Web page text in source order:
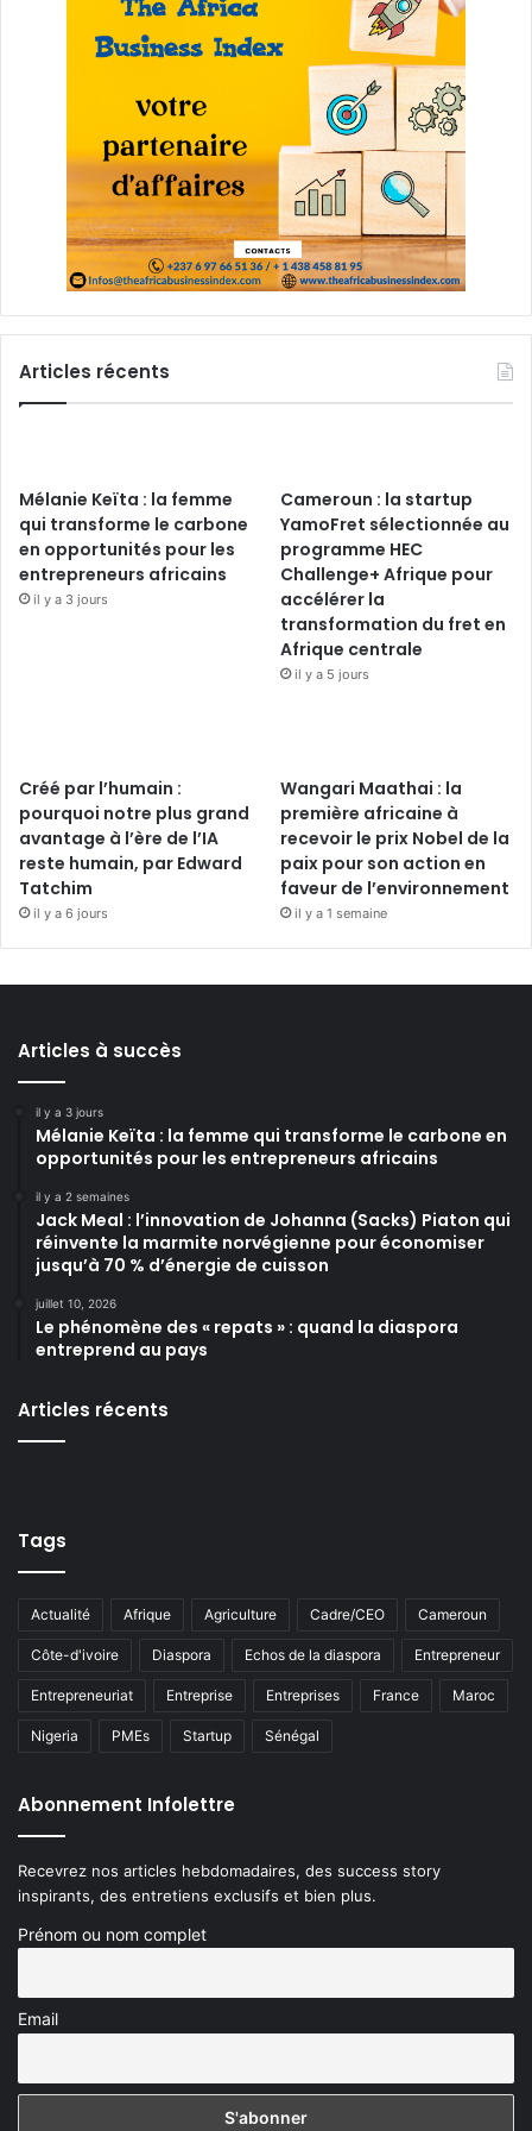
Articles récents
Mélanie Keïta : la femme
qui transforme le carbone
en opportunités pour les
entrepreneurs africains
il y a 3 jours
Cameroun : la startup
YamoFret sélectionnée au
programme HEC
Challenge+ Afrique pour
accélérer la
transformation du fret en
Afrique centrale
il y a 5 jours
Créé par l’humain :
pourquoi notre plus grand
avantage à l’ère de l’IA
reste humain, par Edward
Tatchim
il y a 6 jours
Wangari Maathai : la
première africaine à
recevoir le prix Nobel de la
paix pour son action en
faveur de l’environnement
il y a 1 semaine
Articles à succès
il y a 3 jours
Mélanie Keïta : la femme qui transforme le carbone en
opportunités pour les entrepreneurs africains
il y a 2 semaines
Jack Meal : l’innovation de Johanna (Sacks) Piaton qui
réinvente la marmite norvégienne pour économiser
jusqu’à 70 % d’énergie de cuisson
juillet 10, 2026
Le phénomène des « repats » : quand la diaspora
entreprend au pays
Articles récents
Tags
Actualité Afrique Agriculture Cadre/CEO Cameroun
Côte-d'ivoire Diaspora Echos de la diaspora Entrepreneur
Entrepreneuriat Entreprise Entreprises France Maroc
Nigeria PMEs Startup Sénégal
Abonnement Infolettre
Recevrez nos articles hebdomadaires, des success story
inspirants, des entretiens exclusifs et bien plus.
Prénom ou nom complet
Email